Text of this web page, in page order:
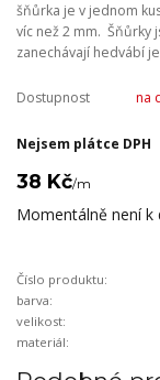
šňůrka je v jednom
víc než 2 mm. Šňůrky
zanechávají hedvábí
Dostupnost na
Nejsem plátce DPH
38 Kč/m
Momentálně není k
Číslo produktu:
barva:
velikost:
materiál: